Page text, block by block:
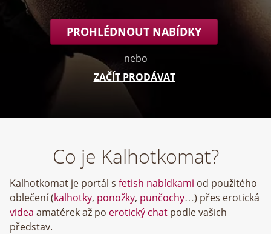
PROHLÉDNOUT NABÍDKY
nebo
ZAČÍT PRODÁVAT
Co je Kalhotkomat?
Kalhotkomat je portál s fetish nabídkami od použitého
oblečení (kalhotky, ponožky, punčochy…) přes erotická
videa amatérek až po erotický chat podle vašich
představ.